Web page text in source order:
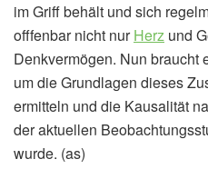
im Griff behält und sich
offfenbar nicht nurHerz und
Denkvermögen. Nun braucht
um die Grundlagen dieses
ermitteln und die Kausalität
der aktuellen
wurde. (as)